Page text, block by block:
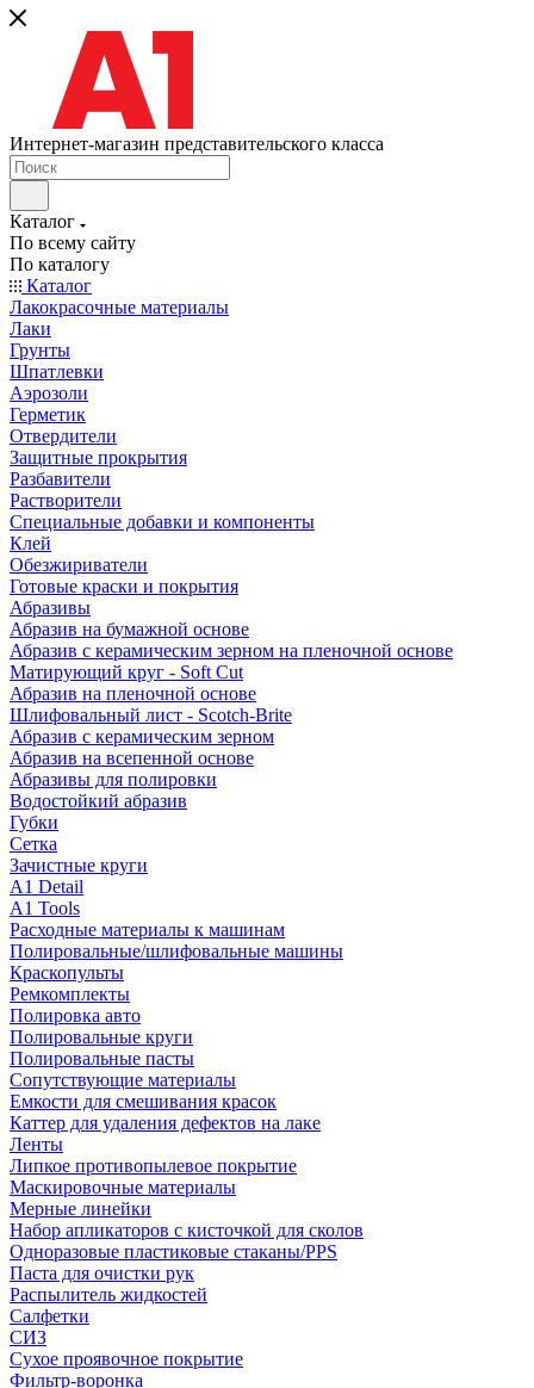
Интернет-магазин представительского класса
Каталог
По всему сайту
По каталогу
Каталог
Лакокрасочные материалы
Лаки
Грунты
Шпатлевки
Аэрозоли
Герметик
Отвердители
Защитные прокрытия
Разбавители
Растворители
Специальные добавки и компоненты
Клей
Обезжириватели
Готовые краски и покрытия
Абразивы
Абразив на бумажной основе
Абразив с керамическим зерном на пленочной основе
Матирующий круг - Soft Cut
Абразив на пленочной основе
Шлифовальный лист - Scotch-Brite
Абразив с керамическим зерном
Абразив на всепенной основе
Абразивы для полировки
Водостойкий абразив
Губки
Сетка
Зачистные круги
A1 Detail
A1 Tools
Расходные материалы к машинам
Полировальные/шлифовальные машины
Краскопульты
Ремкомплекты
Полировка авто
Полировальные круги
Полировальные пасты
Сопутствующие материалы
Емкости для смешивания красок
Каттер для удаления дефектов на лаке
Ленты
Липкое противопылевое покрытие
Маскировочные материалы
Мерные линейки
Набор апликаторов с кисточкой для сколов
Одноразовые пластиковые стаканы/PPS
Паста для очистки рук
Распылитель жидкостей
Салфетки
СИЗ
Сухое проявочное покрытие
Фильтр-воронка